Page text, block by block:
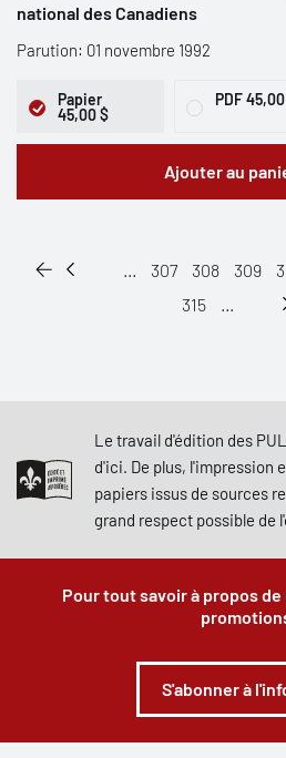
national des Canadiens
Parution: 01 novembre 1992
Papier
45,00 $
PDF
Ajouter au
... 307 308 309
315
...
Le travail d'édition des
d'ici. De plus, l'impression
papiers issus de sources
grand respect possible de
Pour tout savoir à propos
S'abonner à